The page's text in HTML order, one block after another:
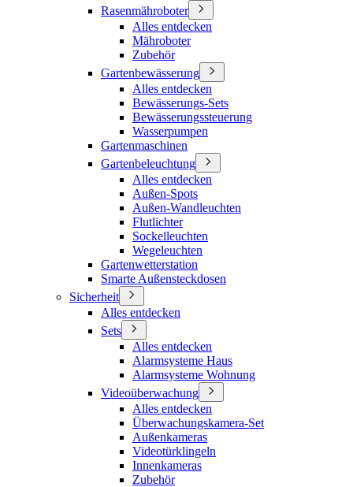
Rasenmähroboter
Alles entdecken
Mähroboter
Zubehör
Gartenbewässerung
Alles entdecken
Bewässerungs-Sets
Bewässerungssteuerung
Wasserpumpen
Gartenmaschinen
Gartenbeleuchtung
Alles entdecken
Außen-Spots
Außen-Wandleuchten
Flutlichter
Sockelleuchten
Wegeleuchten
Gartenwetterstation
Smarte Außensteckdosen
Sicherheit
Alles entdecken
Sets
Alles entdecken
Alarmsysteme Haus
Alarmsysteme Wohnung
Videoüberwachung
Alles entdecken
Überwachungskamera-Set
Außenkameras
Videotürklingeln
Innenkameras
Zubehör